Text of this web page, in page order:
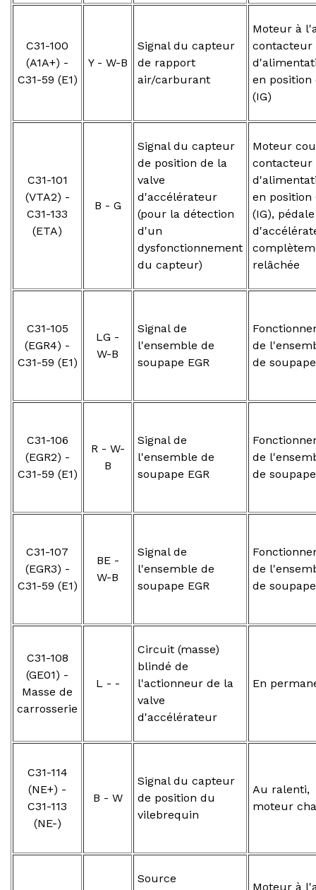
C31-100
(A1A+) -
C31-59 (E1)
Y - W-B
Signal du capteur
de rapport
air/carburant
Moteur à
contacteur
en position
(IG)
C31-101
(VTA2) -
C31-133
(ETA)
B - G
Signal du capteur
de position de la
valve
d'accélérateur
(pour la détection
d'un
dysfonctionnement
du capteur)
Moteur
contacteur
en position
(IG), pédale
relâchée
C31-105
(EGR4) -
C31-59 (E1)
LG -
W-B
Signal de
l'ensemble de
soupape EGR
de
de soupape
C31-106
(EGR2) -
C31-59 (E1)
R - W-
B
Signal de
l'ensemble de
soupape EGR
de
de soupape
C31-107
(EGR3) -
C31-59 (E1)
BE -
W-B
Signal de
l'ensemble de
soupape EGR
de
de soupape
C31-108
(GE01) -
Masse de
carrosserie
L - -
Circuit (masse)
blindé de
l'actionneur de la
valve
d'accélérateur
En
C31-114
(NE+) -
C31-113
(NE-)
B - W
Signal du capteur
de position du
vilebrequin
Au ralenti,
moteur
Source
Moteur à